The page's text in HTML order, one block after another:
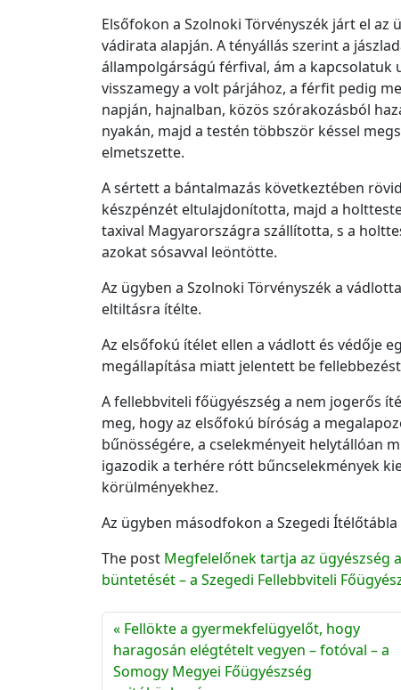
Elsőfokon a Szolnoki Törvényszék járt el az
vádirata alapján. A tényállás szerint a
állampolgárságú férfival, ám a
visszamegy a volt párjához, a férfit pedig
napján, hajnalban, közös szórakozásból
nyakán, majd a testén többször késsel
elmetszette.
A sértett a bántalmazás következtében
készpénzét eltulajdonította, majd a
taxival Magyarországra szállította, s a
azokat sósavval leöntötte.
Az ügyben a Szolnoki Törvényszék a
eltiltásra ítélte.
Az elsőfokú ítélet ellen a vádlott és védője
megállapítása miatt jelentett be
A fellebbviteli főügyészség a nem jogerős
meg, hogy az elsőfokú bíróság a
bűnösségére, a cselekményeit helytállóan
igazodik a terhére rótt bűncselekmények
körülményekhez.
Az ügyben másodfokon a Szegedi
The post Megfelelőnek tartja az ügyészség
büntetését – a Szegedi Fellebbviteli
Fellökte a gyermekfelügyelőt, hogy
haragosán elégtételt vegyen – fotóval – a
Somogy Megyei Főügyészség